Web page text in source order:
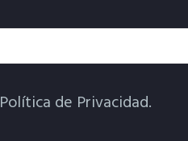
Política de Privacidad.